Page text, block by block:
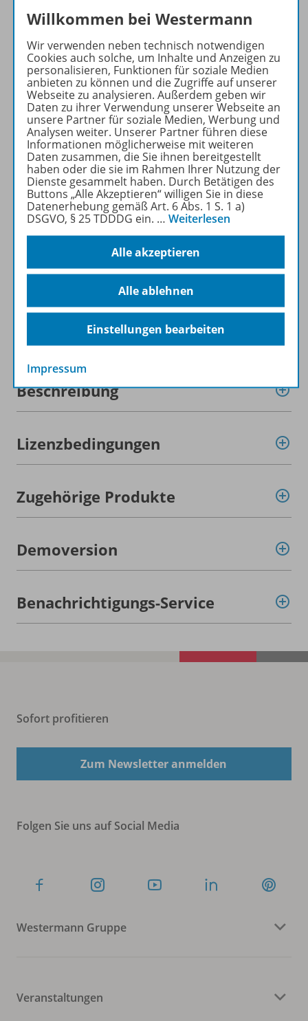
Ausbildung zum /zur
Steuerfachangestellten
Freuen Sie sich auf ein
umfangreiches Angebot an
Lerninhalten und Materialien,
mit denen Sie die
Anforderungen des neuen
Lehrplans konsequent
umsetzen können und stets
auf dem aktuellen Stand
bleiben!
Mehr erfahren
Produktinformationen
Beschreibung
Lizenzbedingungen
Zugehörige Produkte
Demoversion
Benachrichtigungs-Service
Sofort profitieren
Zum Newsletter anmelden
Folgen Sie uns auf Social Media
Westermann Gruppe
Veranstaltungen
Willkommen bei Westermann
Wir verwenden neben technisch notwendigen
Cookies auch solche, um Inhalte und Anzeigen zu
personalisieren, Funktionen für soziale Medien
anbieten zu können und die Zugriffe auf unserer
Webseite zu analysieren. Außerdem geben wir
Daten zu ihrer Verwendung unserer Webseite an
unsere Partner für soziale Medien, Werbung und
Analysen weiter. Unserer Partner führen diese
Informationen möglicherweise mit weiteren
Daten zusammen, die Sie ihnen bereitgestellt
haben oder die sie im Rahmen Ihrer Nutzung der
Dienste gesammelt haben. Durch Betätigen des
Buttons „Alle Akzeptieren“ willigen Sie in diese
Datenerhebung gemäß Art. 6 Abs. 1 S. 1 a)
DSGVO, § 25 TDDDG ein. … Weiterlesen
Alle akzeptieren
Alle ablehnen
Einstellungen bearbeiten
Impressum